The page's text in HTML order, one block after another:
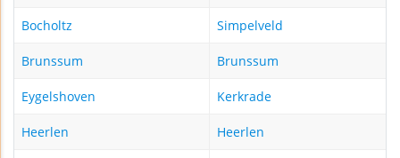
Bocholtz Simpelveld
Brunssum Brunssum
Eygelshoven Kerkrade
Heerlen Heerlen